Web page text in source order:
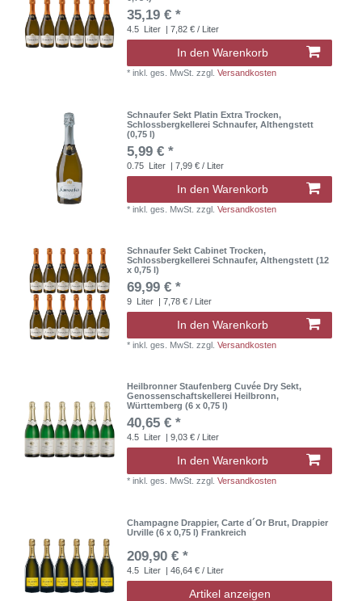
35,19 € *
4.5 Liter | 7,82 € / Liter
In den Warenkorb
*inkl. ges. MwSt. zzgl.Versandkosten
Schnaufer Sekt Platin Extra Trocken,
Schlossbergkellerei Schnaufer, Althengstett
(0,75 l)
5,99 € *
0.75 Liter | 7,99 € / Liter
In den Warenkorb
*inkl. ges. MwSt. zzgl.Versandkosten
Schnaufer Sekt Cabinet Trocken,
Schlossbergkellerei Schnaufer, Althengstett (12
x 0,75 l)
69,99 € *
9 Liter | 7,78 € / Liter
In den Warenkorb
*inkl. ges. MwSt. zzgl.Versandkosten
Heilbronner Staufenberg Cuvée Dry Sekt,
Genossenschaftskellerei Heilbronn,
Württemberg (6 x 0,75 l)
40,65 € *
4.5 Liter | 9,03 € / Liter
In den Warenkorb
*inkl. ges. MwSt. zzgl.Versandkosten
Champagne Drappier, Carte d´Or Brut, Drappier
Urville (6 x 0,75 l) Frankreich
209,90 € *
4.5 Liter | 46,64 € / Liter
Artikel anzeigen